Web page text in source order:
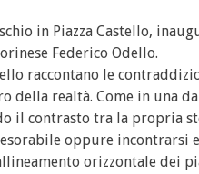
in Piazza Castello,
Federico Odello.
raccontano le
della realtà. Come in una
il contrasto tra la propria
oppure
orizzontale dei